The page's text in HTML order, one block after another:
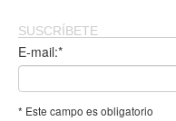
SUSCRÍBETE
E-mail:*
* Este campo es obligatorio